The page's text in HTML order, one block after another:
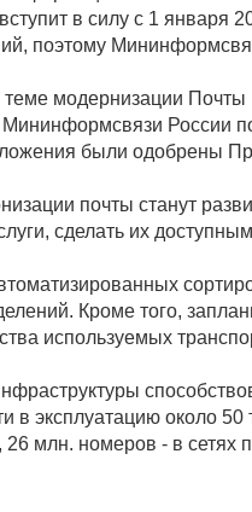
в силу с 1 января
поэтому
модернизации Почты
России
были одобрены
почты станут
сделать их
Кроме того,
используемых
в эксплуатацию около
млн. номеров - в